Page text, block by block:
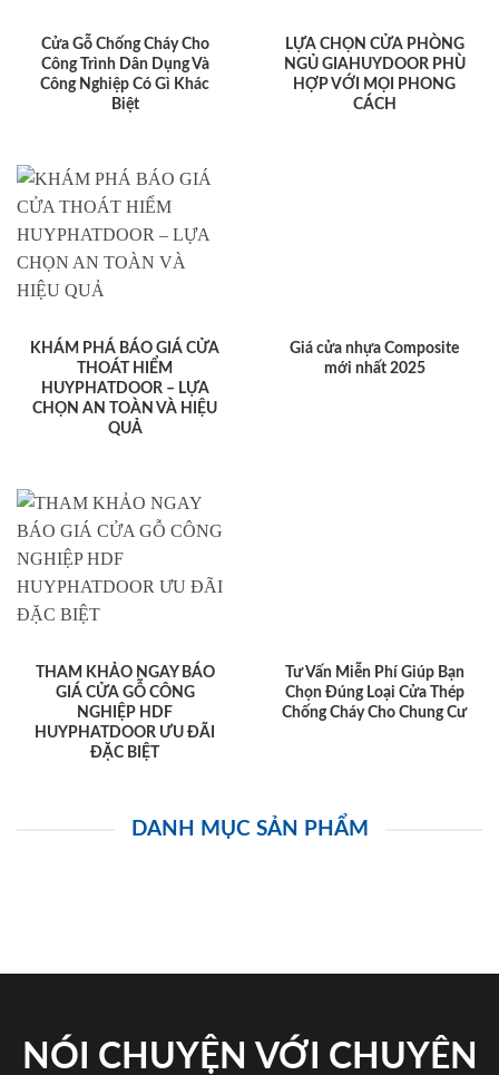
Cửa Gỗ Chống Cháy Cho
Công Trình Dân Dụng Và
Công Nghiệp Có Gì Khác
Biệt
LỰA CHỌN CỬA PHÒNG
NGỦ GIAHUYDOOR PHÙ
HỢP VỚI MỌI PHONG
CÁCH
KHÁM PHÁ BÁO GIÁ CỬA
THOÁT HIỂM
HUYPHATDOOR – LỰA
CHỌN AN TOÀN VÀ HIỆU
QUẢ
Giá cửa nhựa Composite
mới nhất 2025
THAM KHẢO NGAY BÁO
GIÁ CỬA GỖ CÔNG
NGHIỆP HDF
HUYPHATDOOR ƯU ĐÃI
ĐẶC BIỆT
Tư Vấn Miễn Phí Giúp Bạn
Chọn Đúng Loại Cửa Thép
Chống Cháy Cho Chung Cư
DANH MỤC SẢN PHẨM
NÓI CHUYỆN VỚI CHUYÊN